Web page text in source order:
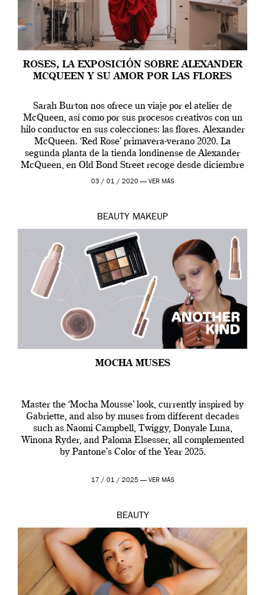
ROSES, LA EXPOSICIÓN SOBRE ALEXANDER
MCQUEEN Y SU AMOR POR LAS FLORES
Sarah Burton nos ofrece un viaje por el atelier de
McQueen, así como por sus procesos creativos con un
hilo conductor en sus colecciones: las flores. Alexander
McQueen. ‘Red Rose’ primavera-verano 2020. La
segunda planta de la tienda londinense de Alexander
McQueen, en Old Bond Street recoge desde diciembre
de 2019 hasta final de abril […]
03 / 01 / 2020 — VER MÁS
BEAUTY MAKEUP
MOCHA MUSES
Master the ‘Mocha Mousse’ look, currently inspired by
Gabriette, and also by muses from different decades
such as Naomi Campbell, Twiggy, Donyale Luna,
Winona Ryder, and Paloma Elsesser, all complemented
by Pantone’s Color of the Year 2025.
17 / 01 / 2025 — VER MÁS
BEAUTY